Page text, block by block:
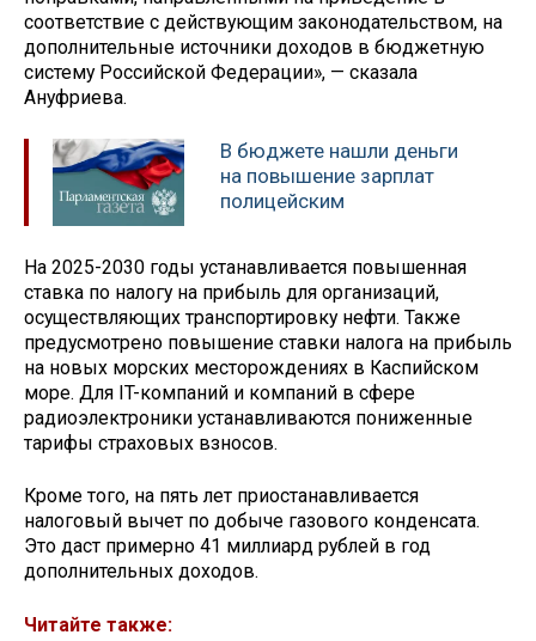
соответствие с действующим законодательством, на
дополнительные источники доходов в бюджетную
систему Российской Федерации», — сказала
Ануфриева.
В бюджете нашли деньги
на повышение зарплат
полицейским
На 2025-2030 годы устанавливается повышенная
ставка по налогу на прибыль для организаций,
осуществляющих транспортировку нефти. Также
предусмотрено повышение ставки налога на прибыль
на новых морских месторождениях в Каспийском
море. Для IT-компаний и компаний в сфере
радиоэлектроники устанавливаются пониженные
тарифы страховых взносов.
Кроме того, на пять лет приостанавливается
налоговый вычет по добыче газового конденсата.
Это даст примерно 41 миллиард рублей в год
дополнительных доходов.
Читайте также: